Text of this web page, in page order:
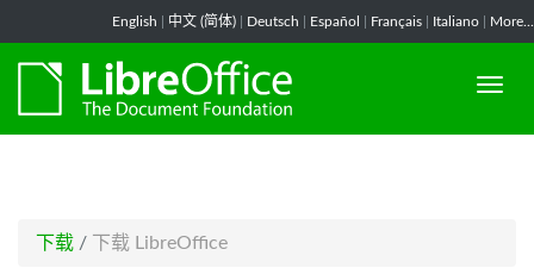
English 中文 (简体) Deutsch Español Français Italiano More...
下载 / 下载 LibreOffice